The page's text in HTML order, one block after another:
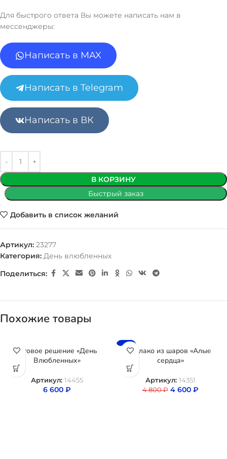
Для быстрого ответа Вы можете написать нам в
мессенджеры:
Написать в MAX
Написать в Telegram
Написать в ВК
В КОРЗИНУ
Быстрый заказ
Добавить в список желаний
Артикул: 23277
Категория: День влюбленных
Поделиться:
Похожие товары
Готовое решение «День
Влюбленных»
Артикул: 14455
6 600 ₽
-4%
Облако из шаров «Алые
сердца»
Артикул: 14351
4 800₽ 4 600 ₽